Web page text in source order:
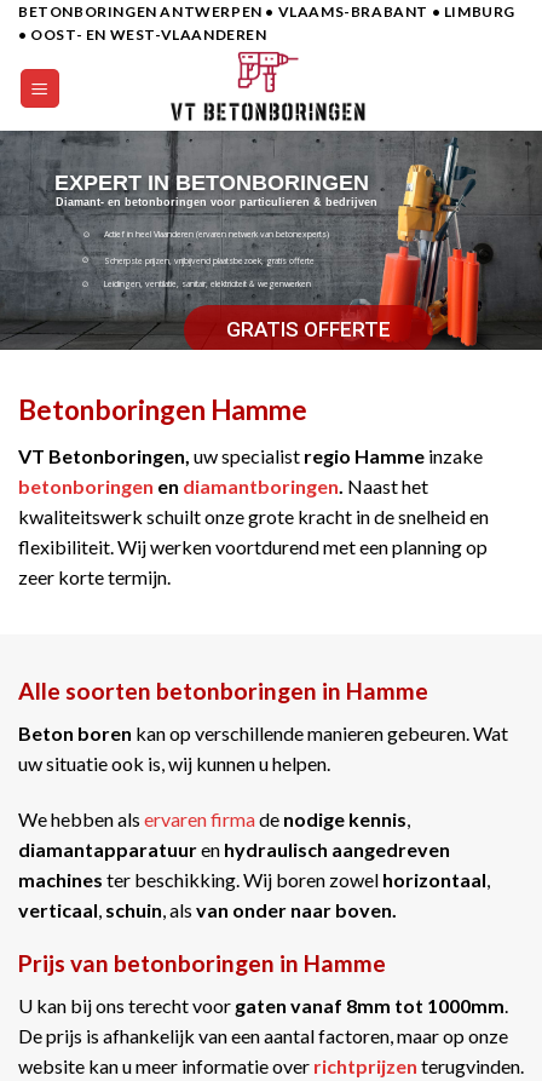
Skip
content
BETONBORINGEN ANTWERPEN • VLAAMS-BRABANT • LIMBURG
• OOST- EN WEST-VLAANDEREN
EXPERT IN BETONBORINGEN
Diamant- en betonboringen voor particulieren & bedrijven
Actief in heel Vlaanderen (ervaren netwerk van betonexperts)
Scherpste prijzen, vrijbijvend plaatsbezoek, gratis offerte
Leidingen, ventilatie, sanitair, elektriciteit & wegenwerken
GRATIS OFFERTE
Betonboringen Hamme
VT Betonboringen, uw specialist regio Hamme inzake
betonboringen en diamantboringen. Naast het
kwaliteitswerk schuilt onze grote kracht in de snelheid en
flexibiliteit. Wij werken voortdurend met een planning op
zeer korte termijn.
Alle soorten betonboringen in Hamme
Beton boren kan op verschillende manieren gebeuren. Wat
uw situatie ook is, wij kunnen u helpen.
We hebben als ervaren firmade nodige kennis
diamantapparatuuren hydraulisch aangedreven
machines ter beschikking. Wij boren zowel horizontaal
verticaal schuin , als van onder naar boven.
Prijs van betonboringen in Hamme
U kan bij ons terecht voor gaten vanaf 8mm tot 1000mm.
De prijs is afhankelijk van een aantal factoren, maar op onze
website kan u meer informatie over richtprijzen terugvinden.